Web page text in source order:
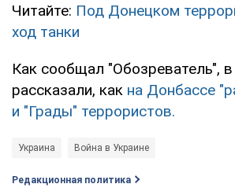
Читайте: Под Донецком
ход танки
Как сообщал "Обозреватель",
рассказали, как на Донбассе
и "Грады" террористов.
Украина Война в Украине
Редакционная политика